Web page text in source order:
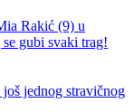
Rakić (9) u
gubi svaki trag!
jednog stravičnog